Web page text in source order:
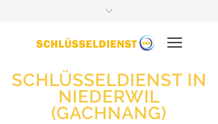
SCHLÜSSELDIENST IN
NIEDERWIL
(GACHNANG)